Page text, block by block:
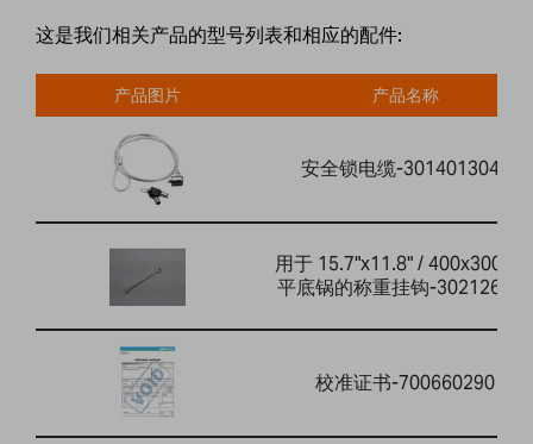
这是我们相关产品的型号列表和相应的配件:
产品图片 产品名称
安全锁电缆-3014013041
用于 15.7"x11.8" /
平底锅的称重挂钩-302126013
校准证书-700660290